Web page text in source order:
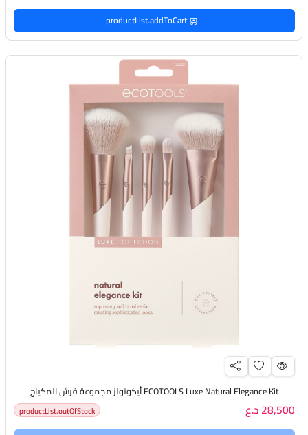
productList.addToCart
ECOTOOLS Luxe Natural Elegance Kit أيكوتولز مجموعة فرش المكياج
28,500 د.ع productList.outOfStock